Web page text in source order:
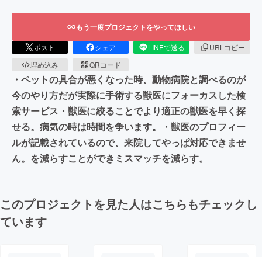
もう一度プロジェクトをやってほしい
ポスト シェア LINEで送る
URLコピー
埋め込み
QRコード
・ペットの具合が悪くなった時、動物病院と調べるのが
今のやり方だが実際に手術する獣医にフォーカスした検
索サービス・獣医に絞ることでより適正の獣医を早く探
せる。病気の時は時間を争います。・獣医のプロフィー
ルが記載されているので、来院してやっぱ対応できませ
ん。を減らすことができミスマッチを減らす。
このプロジェクトを見た人はこちらもチェックし
ています